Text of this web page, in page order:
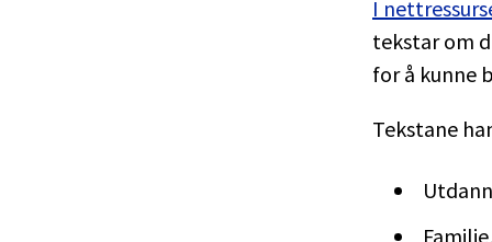
I
tekstar om
for å kunne
Tekstane